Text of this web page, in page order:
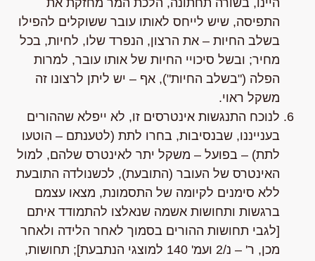
היינו, בשורה תחתונה, הלכת המר מחזקת את
התפיסה, שיש לייחס לאותו עובר ששוקלים להפילו
בשלב החיות – את הרצון, הנפרד שלו, לחיות, בכל
מחיר;ובשל סיכויי החיות של אותו עובר, למרות
הפלה ("בשלב החיות"), אף – יש ליתן לרצונו זה
משקל ראוי.
לנוכח התנגשות אינטרסים זו, לא ייפלא שההורים
בענייננו, שבנסיבות, בחרו לתת (לטענתם – הוטעו
לתת) – בפועל – משקל יתרלאינטרס שלהם, למול
האינטרס של העובר (התובעת), לכשנולדה התובעת
ללא סימנים לקיומה של התסמונת, מצאו עצמם
ברגשות ותחושות אשמה שנאלצו להתמודד איתם
[לגבי תחושות ההורים בסמוך לאחר הלידה ולאחר
מכן, ר' – נ/2
ועמ' 140 למוצגי הנתבעת]; תחושות,